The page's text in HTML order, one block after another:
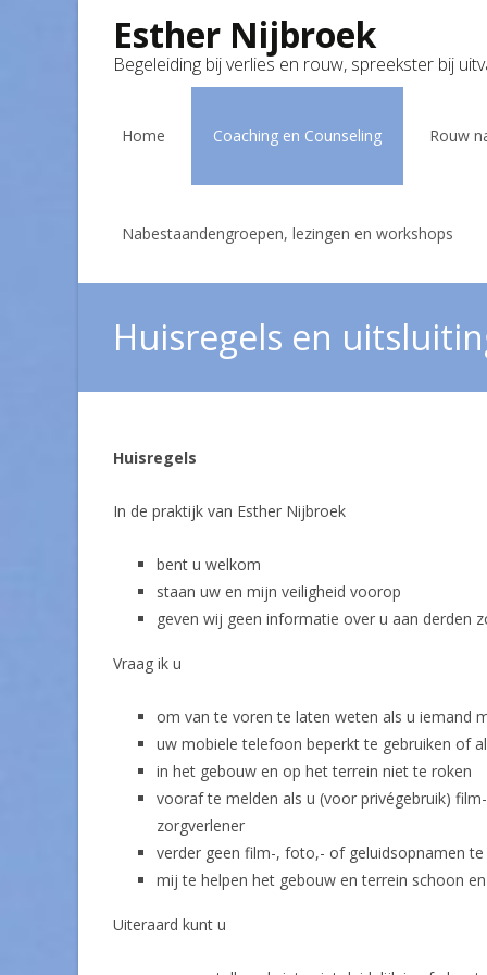
Esther Nijbroek
Begeleiding bij verlies en rouw, spreekster bij
Home Coaching en Counseling Rouw
Nabestaandengroepen, lezingen en workshops
Huisregels en
Huisregels
In de praktijk van Esther Nijbroek
bent u welkom
staan uw en mijn veiligheid voorop
geven wij geen informatie over u aan derden
Vraag ik u
om van te voren te laten weten als u iemand
uw mobiele telefoon beperkt te gebruiken of
in het gebouw en op het terrein niet te roken
vooraf te melden als u (voor privégebruik)
zorgverlener
verder geen film-, foto,- of geluidsopnamen
mij te helpen het gebouw en terrein schoon
Uiteraard kunt u